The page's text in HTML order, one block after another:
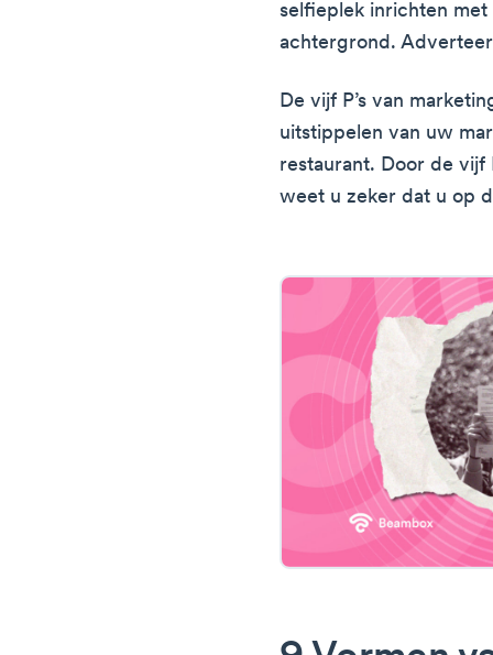
selfieplek inrichten
achtergrond.
De vijf P’s van
uitstippelen van uw
restaurant. Door de vijf
weet u zeker dat u op